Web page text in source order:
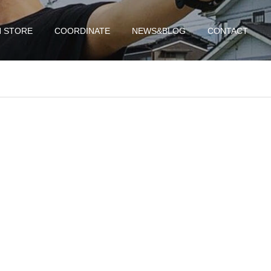
STORE COORDINATE NEWS&BLOG CONTACT